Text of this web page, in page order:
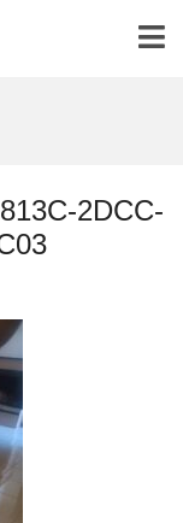
2DCC-